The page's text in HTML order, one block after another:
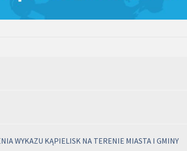
WYKAZU KĄPIELISK NA TERENIE MIASTA I GMINY